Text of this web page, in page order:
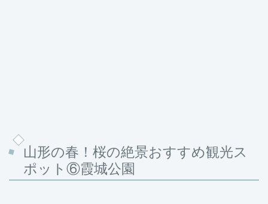
山形の春！桜の絶景おすすめ観光ス
ポット⑥霞城公園